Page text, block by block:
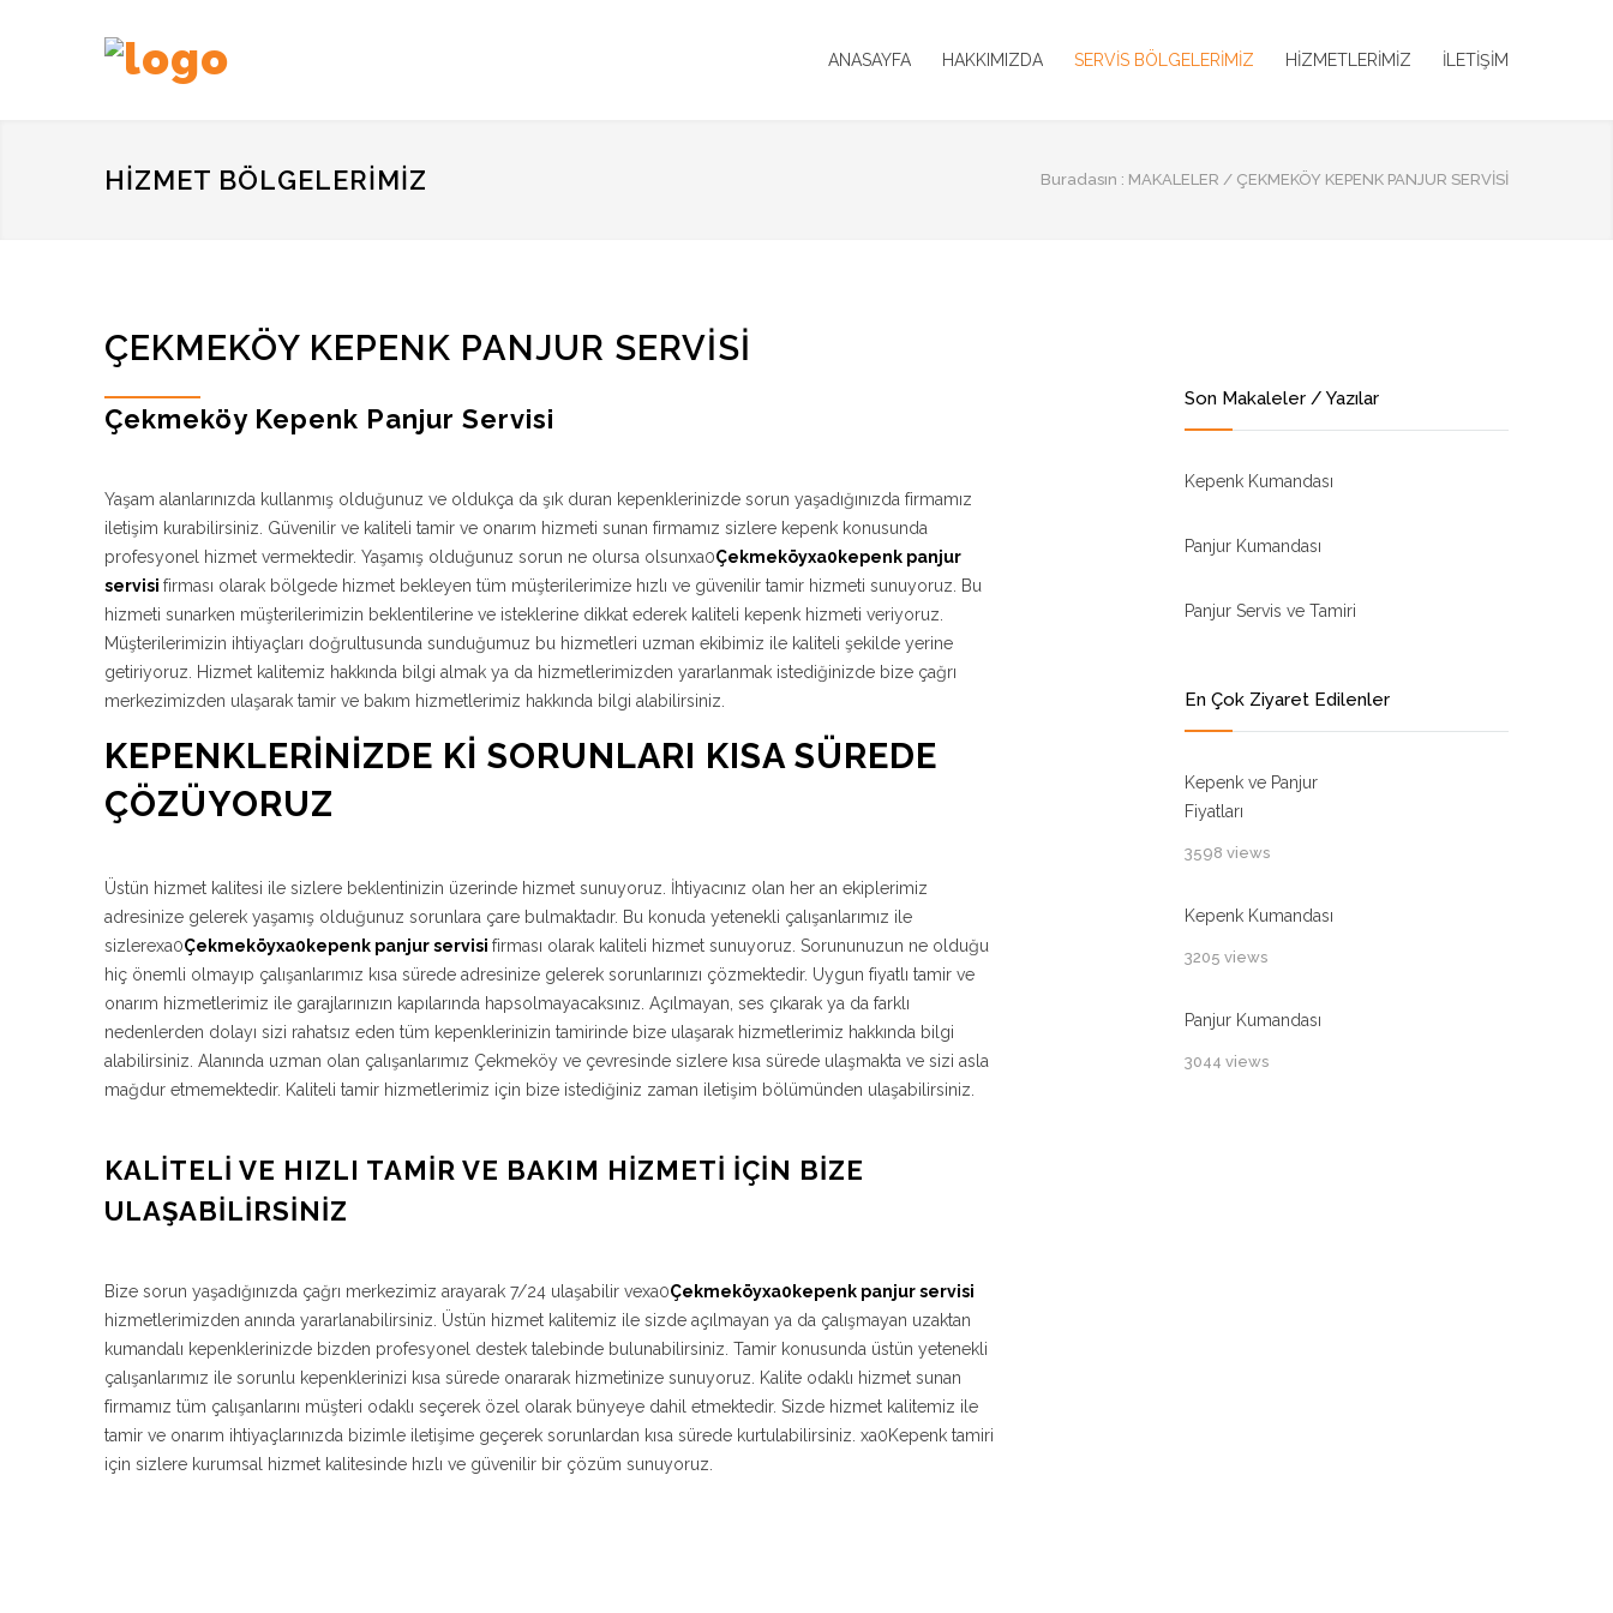
ANASAYFA HAKKIMIZDA SERVİS BÖLGELERİMİZ HİZMETLERİMİZ İLETİŞİM
HIZMET BÖLGELERIMIZ Buradasın : MAKALELER / ÇEKMEKÖY KEPENK PANJUR SERVISI
ÇEKMEKÖY KEPENK PANJUR SERVISI
Çekmeköy Kepenk Panjur Servisi
Yaşam alanlarınızda kullanmış olduğunuz ve oldukça da şık duran kepenklerinizde sorun yaşadığınızda firmamız
iletişim kurabilirsiniz. Güvenilir ve kaliteli tamir ve onarım hizmeti sunan firmamız sizlere kepenk konusunda
profesyonel hizmet vermektedir. Yaşamış olduğunuz sorun ne olursa olsunxa0Çekmeköyxa0kepenk panjur
servisi firması olarak bölgede hizmet bekleyen tüm müşterilerimize hızlı ve güvenilir tamir hizmeti sunuyoruz. Bu
hizmeti sunarken müşterilerimizin beklentilerine ve isteklerine dikkat ederek kaliteli kepenk hizmeti veriyoruz.
Müşterilerimizin ihtiyaçları doğrultusunda sunduğumuz bu hizmetleri uzman ekibimiz ile kaliteli şekilde yerine
getiriyoruz. Hizmet kalitemiz hakkında bilgi almak ya da hizmetlerimizden yararlanmak istediğinizde bize çağrı
merkezimizden ulaşarak tamir ve bakım hizmetlerimiz hakkında bilgi alabilirsiniz.
KEPENKLERINIZDE KI SORUNLARI KISA SÜREDE
ÇÖZÜYORUZ
Üstün hizmet kalitesi ile sizlere beklentinizin üzerinde hizmet sunuyoruz. İhtiyacınız olan her an ekiplerimiz
adresinize gelerek yaşamış olduğunuz sorunlara çare bulmaktadır. Bu konuda yetenekli çalışanlarımız ile
sizlerexa0Çekmeköyxa0kepenk panjur servisi firması olarak kaliteli hizmet sunuyoruz. Sorununuzun ne olduğu
hiç önemli olmayıp çalışanlarımız kısa sürede adresinize gelerek sorunlarınızı çözmektedir. Uygun fiyatlı tamir ve
onarım hizmetlerimiz ile garajlarınızın kapılarında hapsolmayacaksınız. Açılmayan, ses çıkarak ya da farklı
nedenlerden dolayı sizi rahatsız eden tüm kepenklerinizin tamirinde bize ulaşarak hizmetlerimiz hakkında bilgi
alabilirsiniz. Alanında uzman olan çalışanlarımız Çekmeköy ve çevresinde sizlere kısa sürede ulaşmakta ve sizi asla
mağdur etmemektedir. Kaliteli tamir hizmetlerimiz için bize istediğiniz zaman iletişim bölümünden ulaşabilirsiniz.
KALITELI VE HIZLI TAMIR VE BAKIM HIZMETI İÇIN BIZE
ULAŞABILIRSINIZ
Bize sorun yaşadığınızda çağrı merkezimiz arayarak 7/24 ulaşabilir vexa0Çekmeköyxa0kepenk panjur servisi
hizmetlerimizden anında yararlanabilirsiniz. Üstün hizmet kalitemiz ile sizde açılmayan ya da çalışmayan uzaktan
kumandalı kepenklerinizde bizden profesyonel destek talebinde bulunabilirsiniz. Tamir konusunda üstün yetenekli
çalışanlarımız ile sorunlu kepenklerinizi kısa sürede onararak hizmetinize sunuyoruz. Kalite odaklı hizmet sunan
firmamız tüm çalışanlarını müşteri odaklı seçerek özel olarak bünyeye dahil etmektedir. Sizde hizmet kalitemiz ile
tamir ve onarım ihtiyaçlarınızda bizimle iletişime geçerek sorunlardan kısa sürede kurtulabilirsiniz. xa0Kepenk tamiri
için sizlere kurumsal hizmet kalitesinde hızlı ve güvenilir bir çözüm sunuyoruz.
Son Makaleler / Yazılar
Kepenk Kumandası
Panjur Kumandası
Panjur Servis ve Tamiri
En Çok Ziyaret Edilenler
Kepenk ve Panjur
Fiyatları
3598 views
Kepenk Kumandası
3205 views
Panjur Kumandası
3044 views